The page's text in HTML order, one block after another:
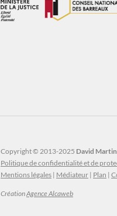
Copyright © 2013-2025 David Martin
Politique de confidentialité et de
Mentions légales | Médiateur | Plan |
CréationAgence Alcaweb